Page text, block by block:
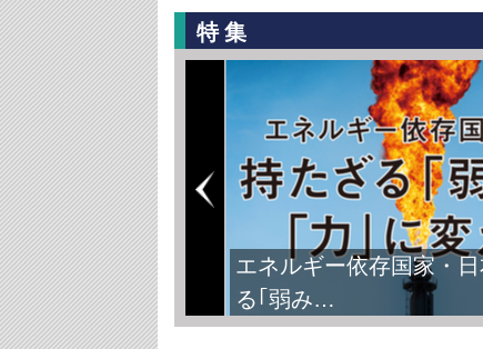
特集
エネルギー依存国家・
る｢弱み…